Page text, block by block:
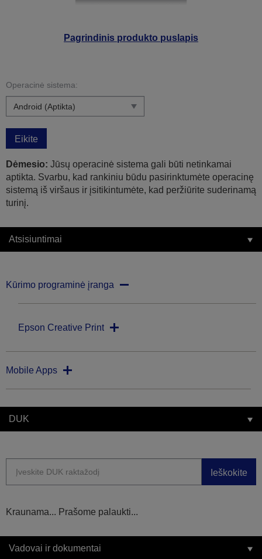
Pagrindinis produkto puslapis
Operacinė sistema:
Eikite
Dėmesio: Jūsų operacinė sistema gali būti netinkamai
aptikta. Svarbu, kad rankiniu būdu pasirinktumėte operacinę
sistemą iš viršaus ir įsitikintumėte, kad peržiūrite suderinamą
turinį.
Atsisiuntimai
Kūrimo programinė įranga
Epson Creative Print
Mobile Apps
DUK
Ieškokite
Kraunama... Prašome palaukti...
Vadovai ir dokumentai